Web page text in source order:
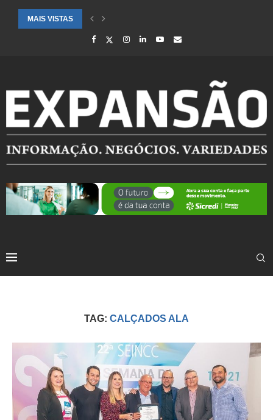
MAIS VISTAS
CIDADES ATENDIDAS PELO SEBRAE RS SÃO DESTAQUE EM
TAG: CALÇADOS ALA